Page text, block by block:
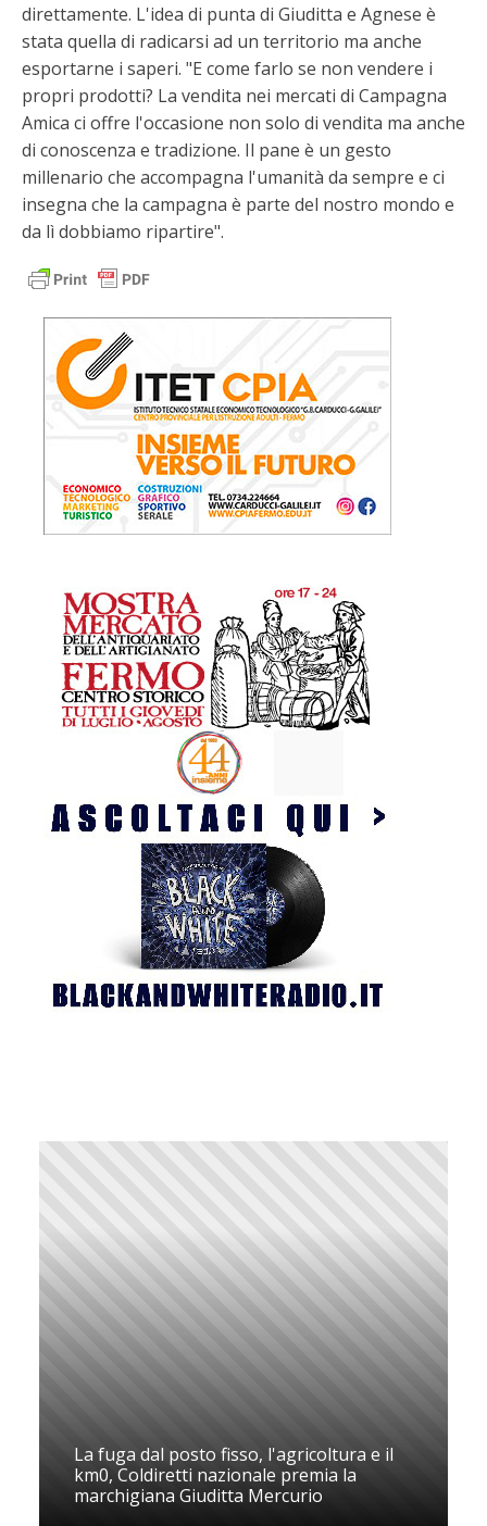
direttamente. L'idea di punta di Giuditta e Agnese è
stata quella di radicarsi ad un territorio ma anche
esportarne i saperi. "E come farlo se non vendere i
propri prodotti? La vendita nei mercati di Campagna
Amica ci offre l'occasione non solo di vendita ma anche
di conoscenza e tradizione. Il pane è un gesto
millenario che accompagna l'umanità da sempre e ci
insegna che la campagna è parte del nostro mondo e
da lì dobbiamo ripartire".
La fuga dal posto fisso, l'agricoltura e il
km0, Coldiretti nazionale premia la
marchigiana Giuditta Mercurio